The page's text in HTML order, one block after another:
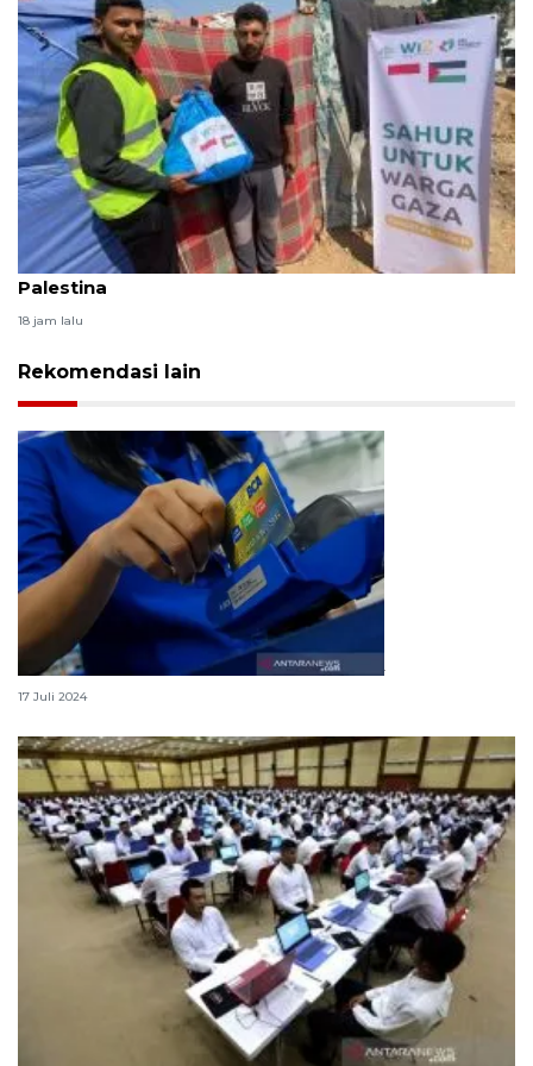
WIZ salurkan 750 paket sahur bagi warga Gaza
Palestina
18 jam lalu
Rekomendasi lain
Cara dan syarat bikin kartu kredit BCA
17 Juli 2024
Formasi CPNS BPOM 2024, cek jabatan dan